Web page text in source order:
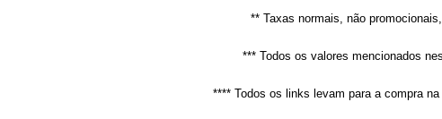
** Taxas normais, não
*** Todos os valores mencionados
**** Todos os links levam para a compra na